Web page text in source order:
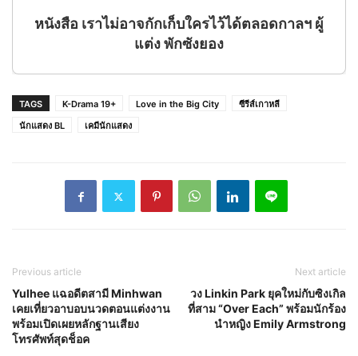
หนังสือ เราไม่อาจกักเก็บใครไว้ได้ตลอดกาลฯ ผู้
แต่ง พักซังยอง
TAGS K-Drama 19+ Love in the Big City
ซีรีส์เกาหลี
นักแสดง BL
เคมีนักแสดง
Previous article
Yulhee แฉอดีตสามี Minhwan
เคยเที่ยวอาบอบนวดตอนแต่งงาน
พร้อมเปิดเผยหลักฐานเสียง
โทรศัพท์สุดช็อค
Next article
วง Linkin Park ยุคใหม่กับซิงเกิล
ที่สาม “Over Each” พร้อมนักร้อง
นำหญิง Emily Armstrong